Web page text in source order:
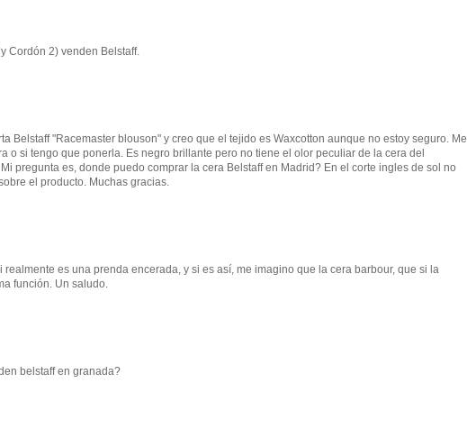
Cordón 2) venden Belstaff.
Belstaff "Racemaster blouson" y creo que el tejido es Waxcotton aunque no estoy seguro. Me
o si tengo que ponerla. Es negro brillante pero no tiene el olor peculiar de la cera del
pregunta es, donde puedo comprar la cera Belstaff en Madrid? En el corte ingles de sol no
el producto. Muchas gracias.
es una prenda encerada, y si es así, me imagino que la cera barbour, que si la
función. Un saludo.
belstaff en granada?